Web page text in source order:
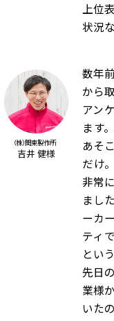
上位
状況
（株）関東製作所
吉井 健様
数年
から
アン
ます
あそ
だけ
非常
まし
ーカ
ティ
とい
先日
業様
いた